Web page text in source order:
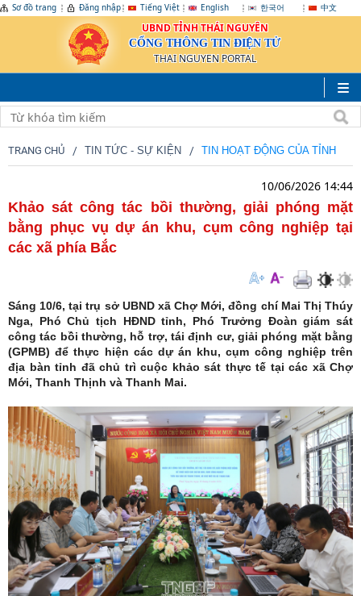
Sơ đồ trang Đăng nhập Tiếng Việt English 한국어 中文
UBND TỈNH THÁI NGUYÊN
CỔNG THÔNG TIN ĐIỆN TỬ
THAI NGUYEN PORTAL
TRANG CHỦ TIN TỨC - SỰ KIỆN TIN HOẠT ĐỘNG CỦA TỈNH
10/06/2026 14:44
Khảo sát công tác bồi thường, giải phóng mặt
bằng phục vụ dự án khu, cụm công nghiệp tại
các xã phía Bắc
Sáng 10/6, tại trụ sở UBND xã Chợ Mới, đồng chí Mai Thị Thúy
Nga, Phó Chủ tịch HĐND tỉnh, Phó Trưởng Đoàn giám sát
công tác bồi thường, hỗ trợ, tái định cư, giải phóng mặt bằng
(GPMB) để thực hiện các dự án khu, cụm công nghiệp trên
địa bàn tỉnh đã chủ trì cuộc khảo sát thực tế tại các xã Chợ
Mới, Thanh Thịnh và Thanh Mai.